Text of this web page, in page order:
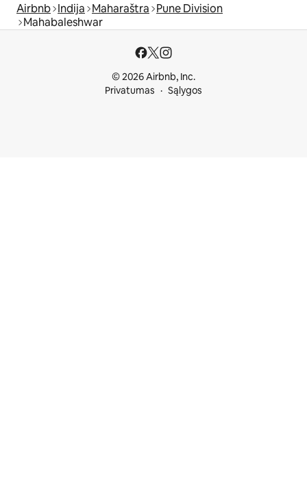
Airbnb Indija Maharaštra Pune Division
Mahabaleshwar
© 2026 Airbnb, Inc.
Privatumas
Sąlygos